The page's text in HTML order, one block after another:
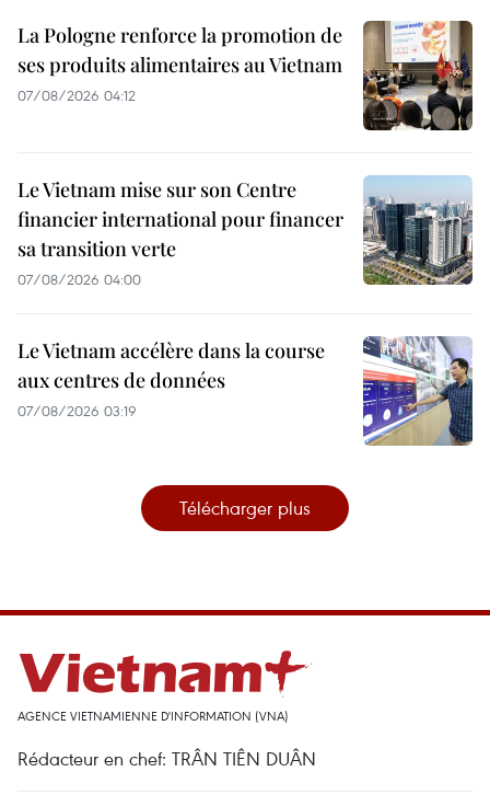
La Pologne renforce la promotion de
ses produits alimentaires au Vietnam
07/08/2026 04:12
Le Vietnam mise sur son Centre
financier international pour financer
sa transition verte
07/08/2026 04:00
Le Vietnam accélère dans la course
aux centres de données
07/08/2026 03:19
Télécharger plus
AGENCE VIETNAMIENNE D'INFORMATION (VNA)
Rédacteur en chef: TRÂN TIÊN DUÂN